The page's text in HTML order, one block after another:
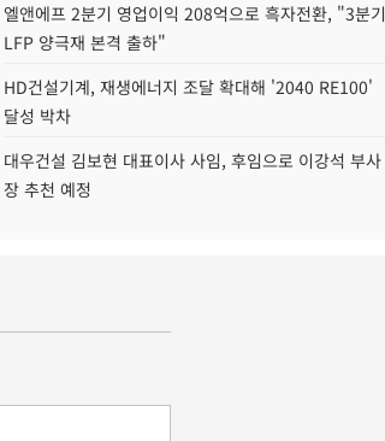
엘앤에프 2분기 영업이익 208억으로 흑자전환, "3분기
LFP 양극재 본격 출하"
HD건설기계, 재생에너지 조달 확대해 '2040 RE100'
달성 박차
대우건설 김보현 대표이사 사임, 후임으로 이강석 부사
장 추천 예정